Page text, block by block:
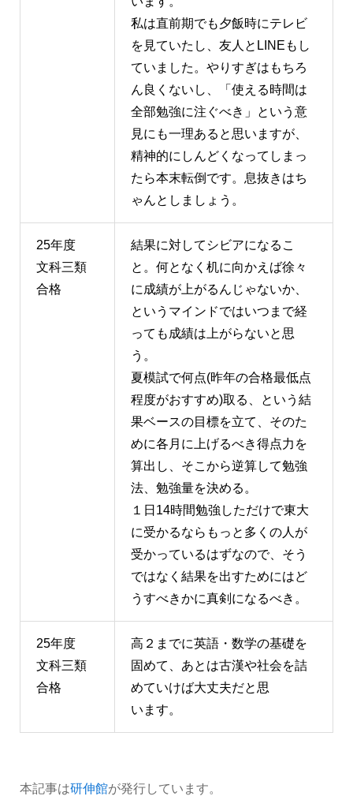
私は直前期でも夕飯時にテレビ
を見ていたし、友人とLINEもし
ていました。やりすぎはもちろ
ん良くないし、「使える時間は
全部勉強に注ぐべき」という意
見にも一理あると思いますが、
精神的にしんどくなってしまっ
たら本末転倒です。息抜きはち
ゃんとしましょう。
25年度
文科三類
合格
結果に対してシビアになるこ
と。何となく机に向かえば徐々
に成績が上がるんじゃないか、
というマインドではいつまで経
っても成績は上がらないと思
う。
夏模試で何点(昨年の合格最低点
程度がおすすめ)取る、という結
果ベースの目標を立て、そのた
めに各月に上げるべき得点力を
算出し、そこから逆算して勉強
法、勉強量を決める。
１日14時間勉強しただけで東大
に受かるならもっと多くの人が
受かっているはずなので、そう
ではなく結果を出すためにはど
うすべきかに真剣になるべき。
25年度
文科三類
合格
高２までに英語・数学の基礎を
固めて、あとは古漢や社会を詰
めていけば大丈夫だと思
います。
本記事は研伸館が発行しています。